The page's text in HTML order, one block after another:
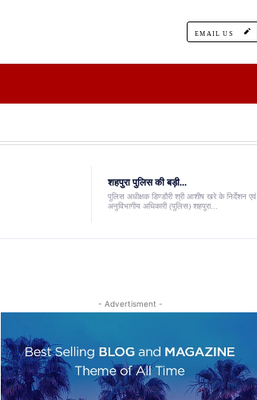
EMAIL US
शहपुरा पुलिस की बड़ी...
पुलिस अधीक्षक डिण्डौरी श्री आशीष खरे के निर्देशन एवं
अनुविभागीय अधिकारी (पुलिस) शहपुरा...
- Advertisment -